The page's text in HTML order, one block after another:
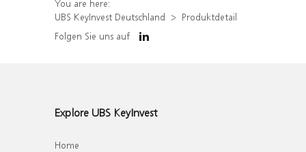
You are here:
UBS KeyInvest Deutschland
Produktdetail
Folgen Sie uns auf
Explore UBS KeyInvest
Home